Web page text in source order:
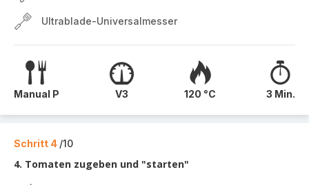
Ultrablade-Universalmesser
Manual P V3 120 °C 3 Min.
Schritt 4 /10
4. Tomaten zugeben und "starten"